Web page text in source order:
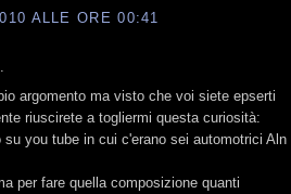
ALLE ORE 00:41
argomento ma visto che voi siete epserti
riuscirete a togliermi questa curiosità:
su you tube in cui c'erano sei automotrici Aln
per fare quella composizione quanti